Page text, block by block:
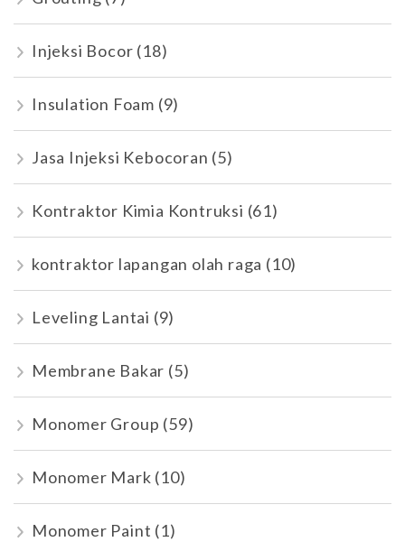
Injeksi Bocor (18)
Insulation Foam (9)
Jasa Injeksi Kebocoran (5)
Kontraktor Kimia Kontruksi (61)
kontraktor lapangan olah raga (10)
Leveling Lantai (9)
Membrane Bakar (5)
Monomer Group (59)
Monomer Mark (10)
Monomer Paint (1)